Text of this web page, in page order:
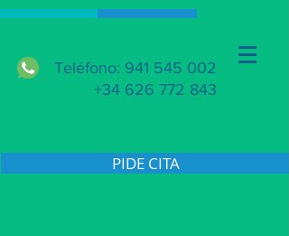
Teléfono: 941 545 002
+34 626 772 843
PIDE CITA